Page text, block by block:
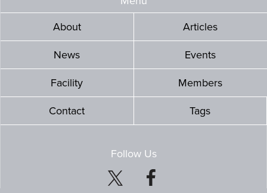
About
Articles
News Events
Facility Members
Contact Tags
Follow Us